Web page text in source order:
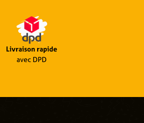
Livraison rapide
avec DPD